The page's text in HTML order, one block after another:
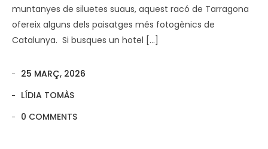
muntanyes de siluetes suaus, aquest racó de Tarragona
ofereix alguns dels paisatges més fotogènics de
Catalunya. Si busques un hotel […]
25 MARÇ, 2026
LÍDIA TOMÀS
0 COMMENTS